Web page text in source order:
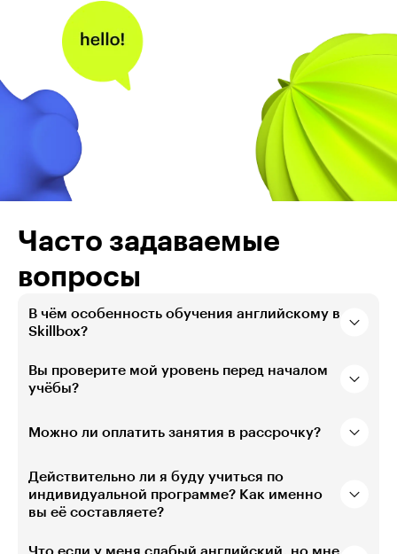
Часто задаваемые
вопросы
В чём особенность обучения английскому в
Skillbox?
Вы проверите мой уровень перед началом
учёбы?
Можно ли оплатить занятия в рассрочку?
Действительно ли я буду учиться по
индивидуальной программе? Как именно
вы её составляете?
Что если у меня слабый английский, но мне